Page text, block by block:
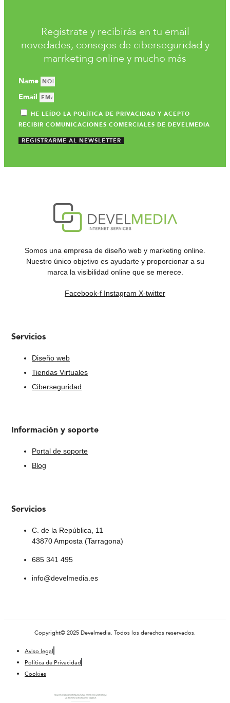
Regístrate y recibirás en tu email
novedades, consejos de ciberseguridad y
marrketing online y mucho más
Name
Email
HE LEÍDO LA POLÍTICA DE PRIVACIDAD Y ACEPTO
RECIBIR COMUNICACIONES COMERCIALES DE DEVELMEDIA
REGISTRARME AL NEWSLETTER
Somos una empresa de diseño web y marketing online.
Nuestro único objetivo es ayudarte y proporcionar a su
marca la visibilidad online que se merece.
Facebook-f Instagram X-twitter
Servicios
Diseño web
Tiendas Virtuales
Ciberseguridad
Información y soporte
Portal de soporte
Blog
Servicios
C. de la República, 11
43870 Amposta (Tarragona)
685 341 495
info@develmedia.es
Copyright© 2025 Develmedia. Todos los derechos reservados.
Aviso legal
Política de Privacidad
Cookies